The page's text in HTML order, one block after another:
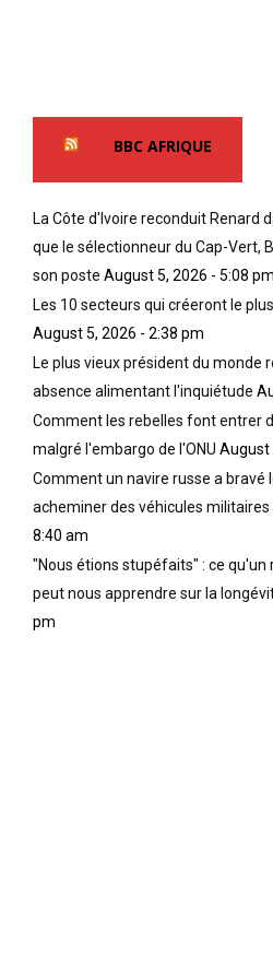
BBC AFRIQUE
La Côte d'Ivoire reconduit Renard
que le sélectionneur du Cap-Vert,
son poste August 5, 2026 - 5:08 pm
Les 10 secteurs qui créeront le
August 5, 2026 - 2:38 pm
Le plus vieux président du monde
absence alimentant l'inquiétude
Comment les rebelles font entrer
malgré l'embargo de l'ONU August
Comment un navire russe a bravé
acheminer des véhicules militaires
8:40 am
"Nous étions stupéfaits" : ce qu'un
peut nous apprendre sur la
pm